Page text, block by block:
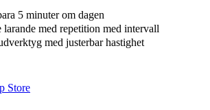
5 minuter om dagen
larande med repetition med intervall
med justerbar hastighet
Store